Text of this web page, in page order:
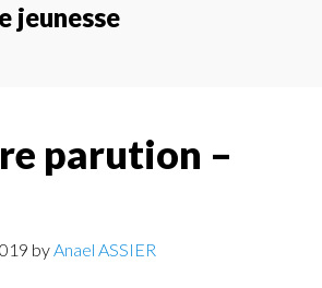
jeunesse
parution –
byAnael ASSIER